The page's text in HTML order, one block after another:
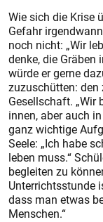
Wie sich die Krise
Gefahr
noch nicht: „Wir
denke, die Gräben
würde er gerne
zuzuschütten: den
Gesellschaft. „Wir
innen, aber auch
ganz wichtige
Seele: „Ich habe
leben muss.“
begleiten zu
Unterrichtsstunde
dass man etwas
Menschen.“